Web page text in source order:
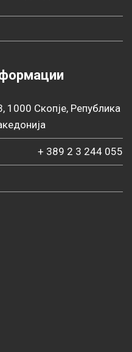
1000 Скопје, Република
+ 389 2 3 244 055